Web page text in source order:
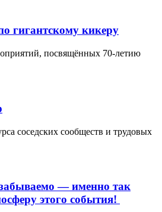
гигантскому кикеру
посвящённых 70-летию
соседских сообществ и трудовых
— именно так
этого события!